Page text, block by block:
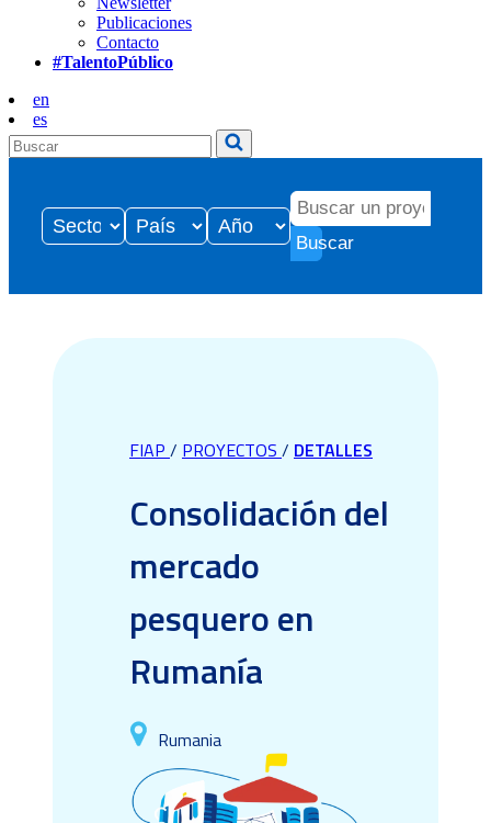
Publicaciones
Contacto
#TalentoPúblico
en
es
Buscar
FIAP / PROYECTOS / DETALLES
Consolidación del
mercado
pesquero en
Rumanía
Rumania